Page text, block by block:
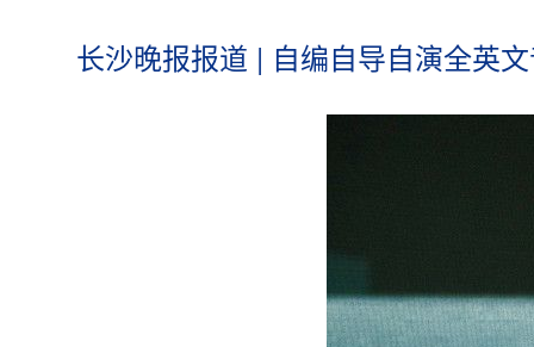
长沙晚报报道 | 自编自导自演全英